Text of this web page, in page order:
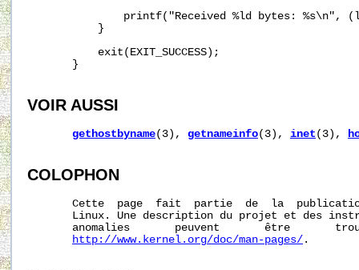
printf("Received %ld bytes: %s\n",
           }
           exit(EXIT_SUCCESS);
       }
VOIR AUSSI
gethostbyname(3), getnameinfo(3), inet (3),
COLOPHON
Cette  page  fait  partie  de  la
Linux. Une description du projet et des
anomalies       peuvent       être
http://www.kernel.org/doc/man-pages/ .